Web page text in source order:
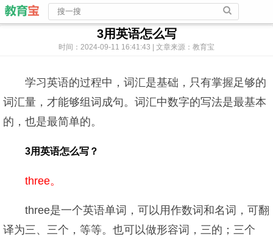
3用英语怎么写
时间：2024-09-11 16:41:43 | 文章来源：教育宝
学习英语的过程中，词汇是基础，只有掌握足够的
词汇量，才能够组词成句。词汇中数字的写法是最基本
的，也是最简单的。
3用英语怎么写？
three。
three是一个英语单词，可以用作数词和名词，可翻
译为三、三个，等等。也可以做形容词，三的；三个